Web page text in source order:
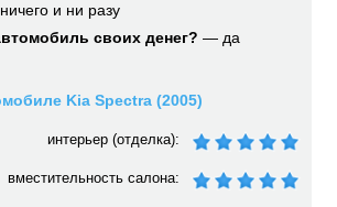
ничего и ни разу
своих денег? — да
Kia Spectra (2005)
интерьер (отделка):
вместительность салона: